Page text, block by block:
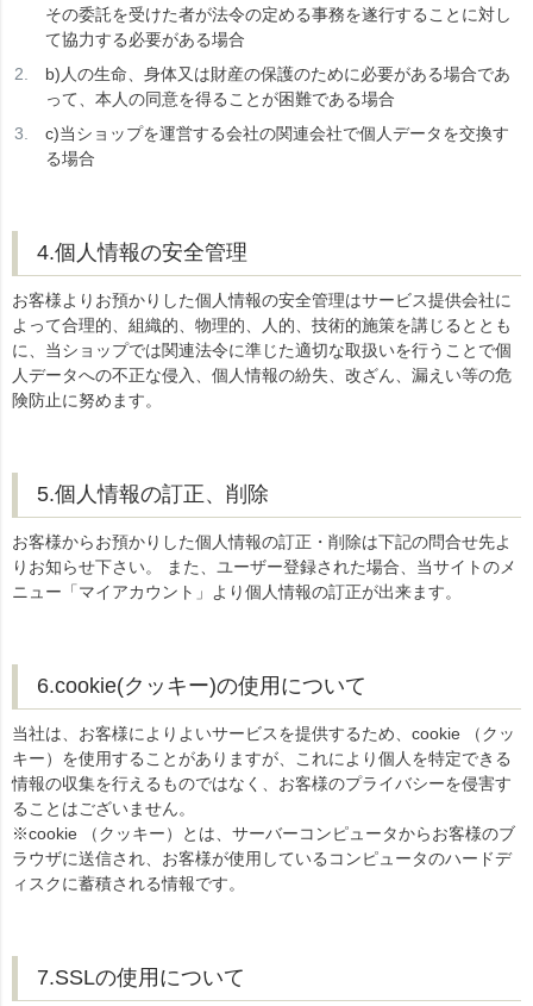
その委託を受けた者が法令の定める事務を遂行することに対し
て協力する必要がある場合
b)人の生命、身体又は財産の保護のために必要がある場合であ
って、本人の同意を得ることが困難である場合
c)当ショップを運営する会社の関連会社で個人データを交換す
る場合
4.個人情報の安全管理
お客様よりお預かりした個人情報の安全管理はサービス提供会社に
よって合理的、組織的、物理的、人的、技術的施策を講じるととも
に、当ショップでは関連法令に準じた適切な取扱いを行うことで個
人データへの不正な侵入、個人情報の紛失、改ざん、漏えい等の危
険防止に努めます。
5.個人情報の訂正、削除
お客様からお預かりした個人情報の訂正・削除は下記の問合せ先よ
りお知らせ下さい。 また、ユーザー登録された場合、当サイトのメ
ニュー「マイアカウント」より個人情報の訂正が出来ます。
6.cookie(クッキー)の使用について
当社は、お客様によりよいサービスを提供するため、cookie （クッ
キー）を使用することがありますが、これにより個人を特定できる
情報の収集を行えるものではなく、お客様のプライバシーを侵害す
ることはございません。
※cookie （クッキー）とは、サーバーコンピュータからお客様のブ
ラウザに送信され、お客様が使用しているコンピュータのハードデ
ィスクに蓄積される情報です。
7.SSLの使用について